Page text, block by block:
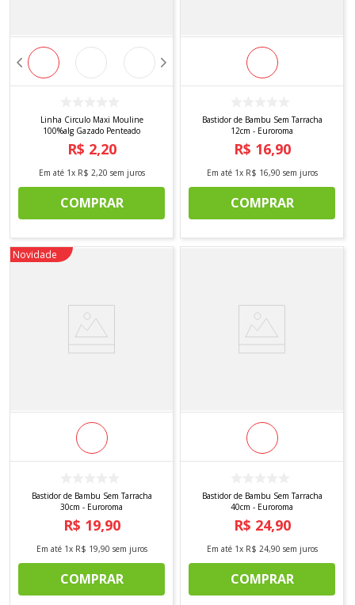
Linha Circulo Maxi Mouline
100%alg Gazado Penteado
R$ 2,20
Em até 1x R$ 2,20 sem juros
COMPRAR
Bastidor de Bambu Sem Tarracha
12cm - Euroroma
R$ 16,90
Em até 1x R$ 16,90 sem juros
COMPRAR
Novidade
Bastidor de Bambu Sem Tarracha
30cm - Euroroma
R$ 19,90
Em até 1x R$ 19,90 sem juros
COMPRAR
Bastidor de Bambu Sem Tarracha
40cm - Euroroma
R$ 24,90
Em até 1x R$ 24,90 sem juros
COMPRAR